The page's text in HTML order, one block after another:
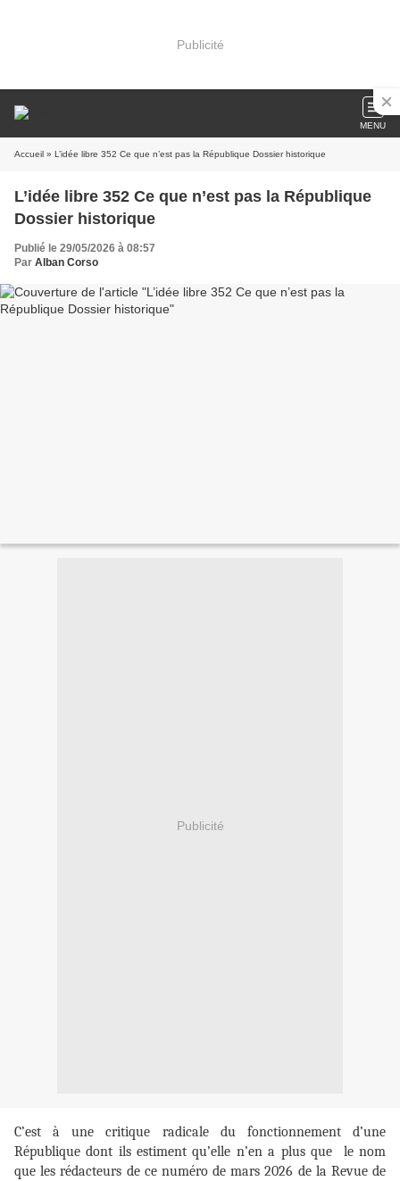
Publicité
MENU
Accueil » L’idée libre 352 Ce que n’est pas la République Dossier historique
L’idée libre 352 Ce que n’est pas la République
Dossier historique
Publié le 29/05/2026 à 08:57
Par Alban Corso
Publicité
C’est à une critique radicale du fonctionnement d’une
République dont ils estiment qu’elle n’en a plus que le nom
que les rédacteurs de ce numéro de mars 2026 de la Revue de